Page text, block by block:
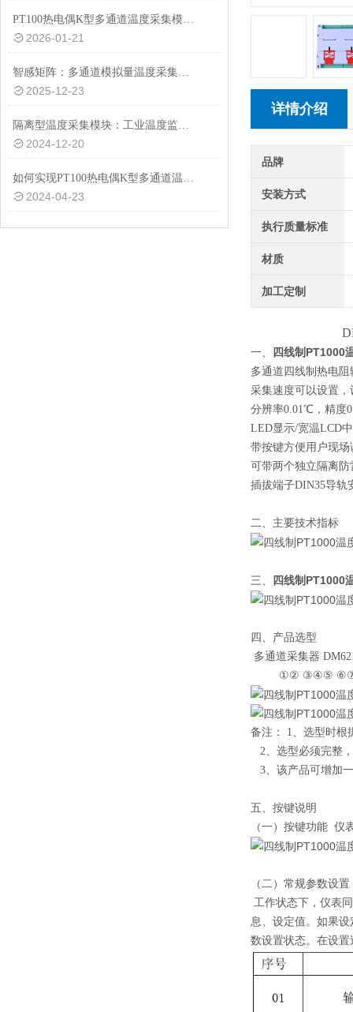
PT100热电偶K型多通道温度采集模块的功能特点解析
2026-01-21
智感矩阵：多通道模拟量温度采集的协同感知技术
2025-12-23
隔离型温度采集模块：工业温度监控的守护者
2024-12-20
如何实现PT100热电偶K型多通道温度采集的高效稳定运行？
2024-04-23
详情介绍
品牌
安装方式
执行质量标准
材质
加工定制
DM6215
一、 四线制PT1000
多通道四线制热电
采集速度可以设置，
分辨率0.01℃，精度
LED显示/宽温LCD
带按键方便用户现场
可带两个独立隔离防
插拔端子DIN35导轨
二、主要技术指标
三、 四线制PT1000
四、产品选型
多通道采集器
①② ③④⑤
备注： 1、选型时根
2、选型必须完整
3、该产品可增加
五、按键说明
（一）按键功能 仪
（二）常规参数设置
工作状态下，仪表
息、设定值。如果
数设置状态。在设